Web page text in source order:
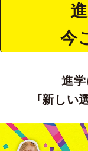
今
進学
「新しい